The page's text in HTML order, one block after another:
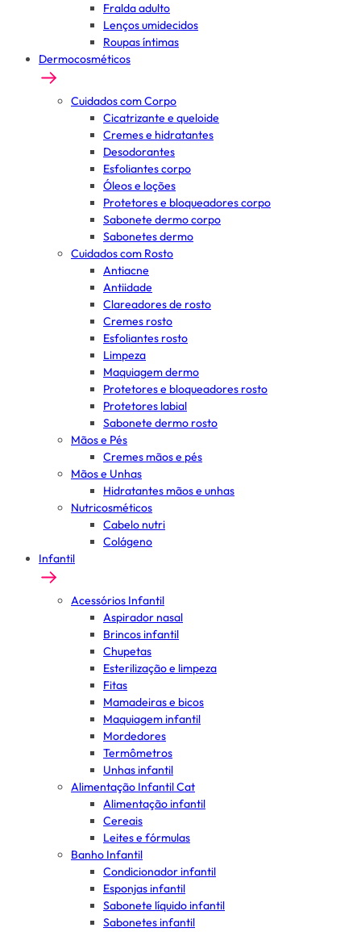
Fralda adulto
Lenços umidecidos
Roupas íntimas
Dermocosméticos
Cuidados com Corpo
Cicatrizante e queloide
Cremes e hidratantes
Desodorantes
Esfoliantes corpo
Óleos e loções
Protetores e bloqueadores corpo
Sabonete dermo corpo
Sabonetes dermo
Cuidados com Rosto
Antiacne
Antiidade
Clareadores de rosto
Cremes rosto
Esfoliantes rosto
Limpeza
Maquiagem dermo
Protetores e bloqueadores rosto
Protetores labial
Sabonete dermo rosto
Mãos e Pés
Cremes mãos e pés
Mãos e Unhas
Hidratantes mãos e unhas
Nutricosméticos
Cabelo nutri
Colágeno
Infantil
Acessórios Infantil
Aspirador nasal
Brincos infantil
Chupetas
Esterilização e limpeza
Fitas
Mamadeiras e bicos
Maquiagem infantil
Mordedores
Termômetros
Unhas infantil
Alimentação Infantil Cat
Alimentação infantil
Cereais
Leites e fórmulas
Banho Infantil
Condicionador infantil
Esponjas infantil
Sabonete líquido infantil
Sabonetes infantil